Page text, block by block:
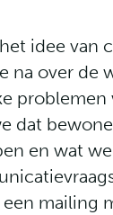
idee van
na over de
dat
en wat
mailing